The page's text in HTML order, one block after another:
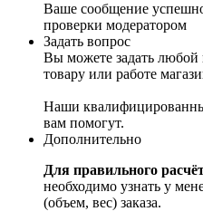
Ваше сообщение
проверки модератором
Задать вопрос
Вы можете задать
товару или работе
Наши
вам помогут.
Дополнительно
Для правильного
необходимо узнать у
(объем, вес) заказа.